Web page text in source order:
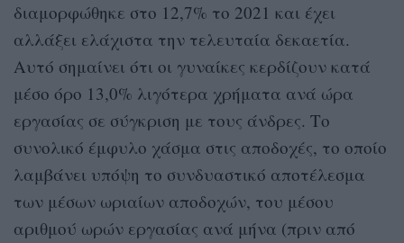
διαμορφώθηκε στο 12,7% το 2021 και έχει
αλλάξει ελάχιστα την τελευταία δεκαετία.
Αυτό σημαίνει ότι οι γυναίκες κερδίζουν κατά
μέσο όρο 13,0% λιγότερα χρήματα ανά ώρα
εργασίας σε σύγκριση με τους άνδρες. Το
συνολικό έμφυλο χάσμα στις αποδοχές, το οποίο
λαμβάνει υπόψη το συνδυαστικό αποτέλεσμα
των μέσων ωριαίων αποδοχών, του μέσου
αριθμού ωρών εργασίας ανά μήνα (πριν από